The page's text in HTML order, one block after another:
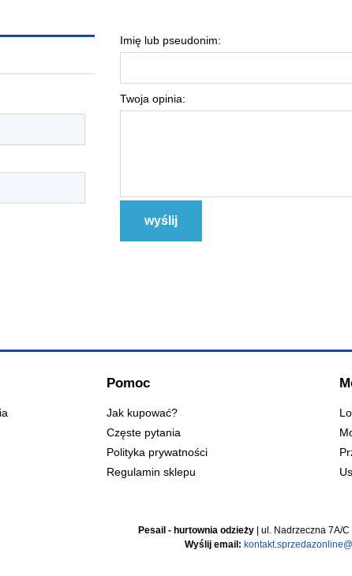
Imię lub pseudonim:
Twoja opinia:
wyślij
Pomoc
Jak kupować?
Częste pytania
Polityka prywatności
Regulamin sklepu
Pesail - hurtownia odzieży | ul. Nadrzeczna 7A/
Wyślij email: